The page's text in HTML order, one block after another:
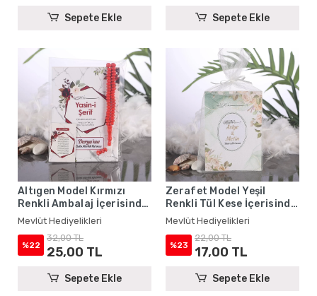
Sepete Ekle Sepete Ekle
Altıgen Model Kırmızı
Renkli Ambalaj İçerisinde
Yasin Kitabı, Magnet ve
Tesbih - Mevlüt
Hediyelikleri
Mevlüt Hediyelikleri
%22
32,00 TL
25,00 TL
Sepete Ekle
Zerafet Model Yeşil
Renkli Tül Kese İçerisinde
Yasin Kitabı - Mevlüt
Hediyelikleri
Mevlüt Hediyelikleri
%23
22,00 TL
17,00 TL
Sepete Ekle